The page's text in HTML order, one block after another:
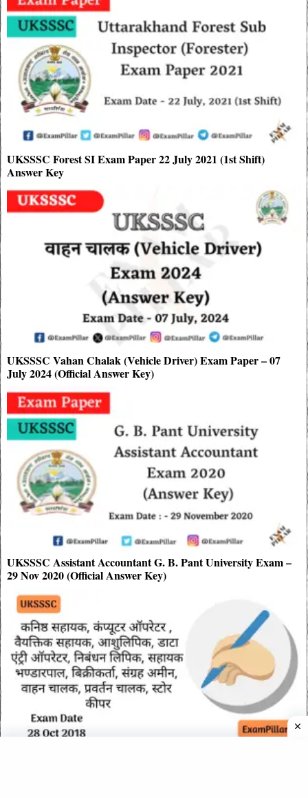
UKSSSC Forest SI Exam Paper 22 July 2021 (1st Shift)
Answer Key
UKSSSC Vahan Chalak (Vehicle Driver) Exam Paper – 07
July 2024 (Official Answer Key)
UKSSSC Assistant Accountant G. B. Pant University Exam –
29 Nov 2020 (Official Answer Key)